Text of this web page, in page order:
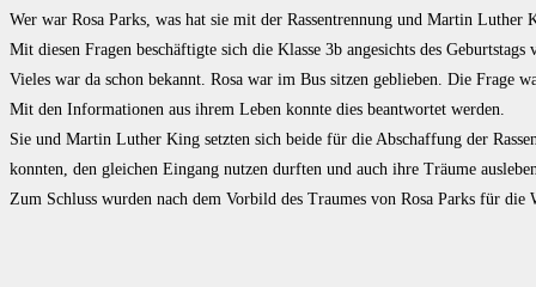
Wer war Rosa Parks, was hat sie mit der Rassentrennung und Martin Luther
Mit diesen Fragen beschäftigte sich die Klasse 3b angesichts des
Vieles war da schon bekannt. Rosa war im Bus sitzen geblieben. Die Frage
Mit den Informationen aus ihrem Leben konnte dies beantwortet werden.
Sie und Martin Luther King setzten sich beide für die Abschaffung der
konnten, den gleichen Eingang nutzen durften und auch ihre Träume
Zum Schluss wurden nach dem Vorbild des Traumes von Rosa Parks für